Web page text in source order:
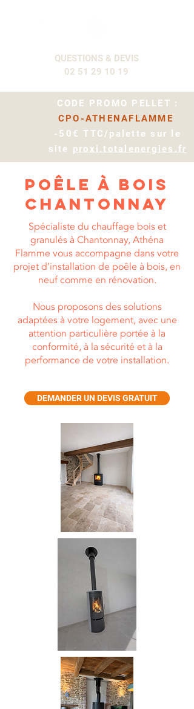
CODE PROMO PELLET :
CPO-ATHENAFLAMME
-50€ TTC/palette sur le
site proxi.totalenergies.fr
QUESTIONS & DEVIS
02 51 29 10 19
poêle à bois
chantonnaY
Spécialiste du chauffage bois et
granulés à Chantonnay, Athéna
Flamme vous accompagne dans votre
projet d’installation de poêle à bois, en
neuf comme en rénovation.
Nous proposons des solutions
adaptées à votre logement, avec une
attention particulière portée à la
conformité, à la sécurité et à la
performance de votre installation.
DEMANDER UN DEVIS GRATUIT